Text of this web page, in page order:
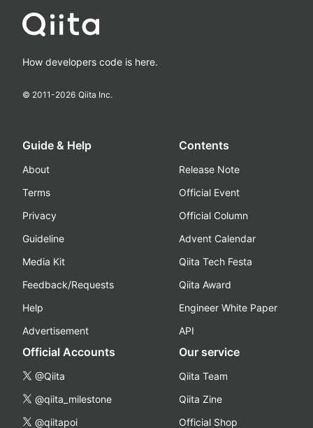
How developers code is here.
© 2011-2026 Qiita Inc.
Guide & Help
About
Terms
Privacy
Guideline
Media Kit
Feedback/Requests
Help
Advertisement
Contents
Release Note
Official Event
Official Column
Advent Calendar
Qiita Tech Festa
Qiita Award
Engineer White Paper
API
Official Accounts
@Qiita
@qiita_milestone
@qiitapoi
Our service
Qiita Team
Qiita Zine
Official Shop